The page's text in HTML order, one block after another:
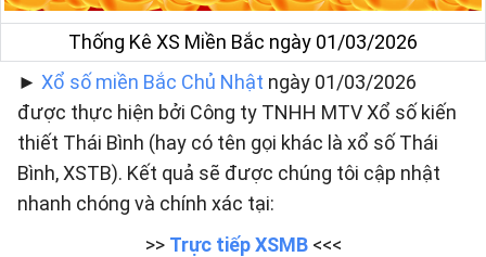
Thống Kê XS Miền Bắc ngày 01/03/2026
► Xổ số miền Bắc Chủ Nhật ngày 01/03/2026
được thực hiện bởi Công ty TNHH MTV Xổ số kiến
thiết Thái Bình (hay có tên gọi khác là xổ số Thái
Bình, XSTB). Kết quả sẽ được chúng tôi cập nhật
nhanh chóng và chính xác tại:
>> Trực tiếp XSMB<<<